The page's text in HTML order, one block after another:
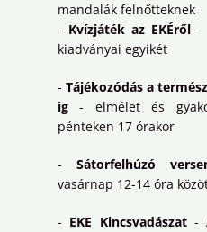
mandalák felnőtteknek
- Kvízjáték az EKÉről -
kiadványai egyikét
- Tájékozódás a
ig - elmélet és
pénteken 17 órakor
- Sátorfelhúzó
vasárnap 12-14 óra
- EKE Kincsvadászat-